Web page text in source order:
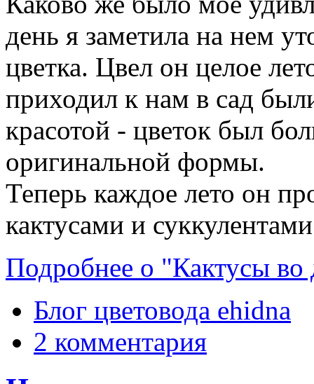
день я заметила на нем
цветка. Цвел он целое
приходил к нам в сад
красотой - цветок был
оригинальной формы.
Теперь каждое лето он
кактусами и
Подробнее о "Кактусы во
Блог цветовода ehidna
2 комментария